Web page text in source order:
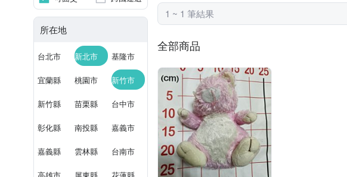
所在地
台北市 新北市 基隆市
宜蘭縣 桃園市 新竹市
新竹縣 苗栗縣 台中市
彰化縣 南投縣 嘉義市
嘉義縣 雲林縣 台南市
1 ~ 1 筆結果
全部商品